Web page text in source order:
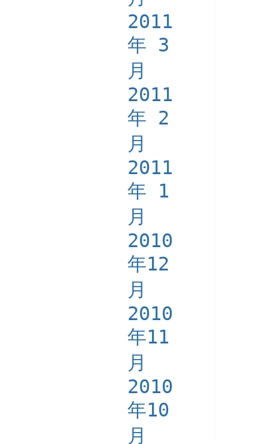
2011
年 3
月
2011
年 2
月
2011
年 1
月
2010
年12
月
2010
年11
月
2010
年10
月